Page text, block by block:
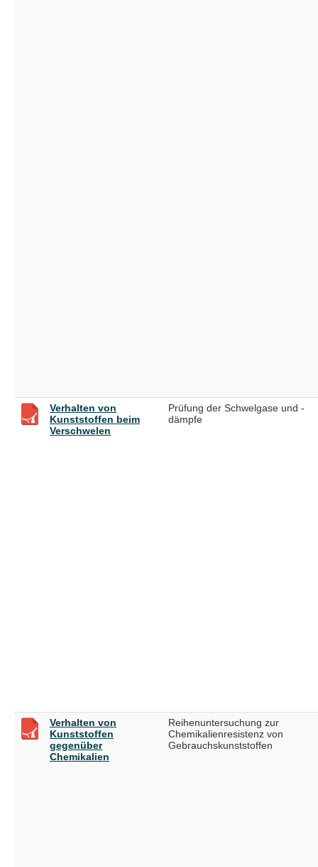
Verhalten von
Kunststoffen beim
Verschwelen
Prüfung der Schwelgase und -
dämpfe
Verhalten von
Kunststoffen
gegenüber
Chemikalien
Reihenuntersuchung zur
Chemikalienresistenz von
Gebrauchskunststoffen